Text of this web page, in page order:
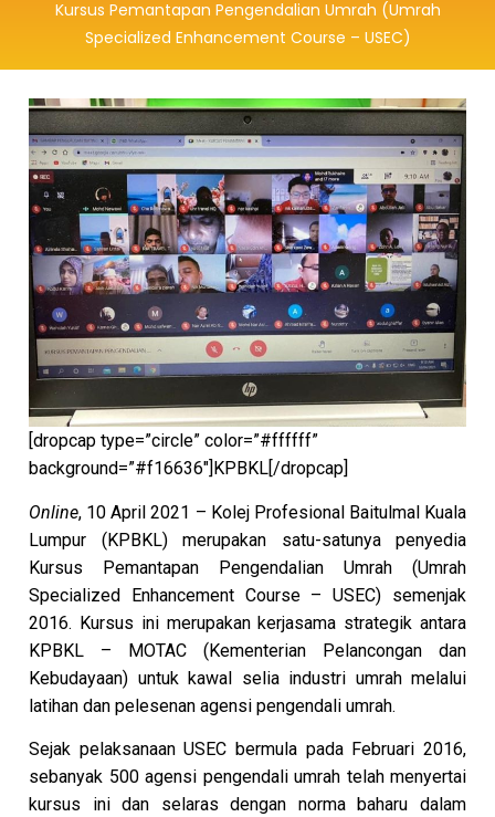
Kursus Pemantapan Pengendalian Umrah (Umrah
Specialized Enhancement Course – USEC)
[dropcap type=”circle” color=”#ffffff”
background=”#f16636″]KPBKL[/dropcap]
Online, 10 April 2021 – Kolej Profesional Baitulmal Kuala
Lumpur (KPBKL) merupakan satu-satunya penyedia
Kursus Pemantapan Pengendalian Umrah (Umrah
Specialized Enhancement Course – USEC) semenjak
2016. Kursus ini merupakan kerjasama strategik antara
KPBKL – MOTAC (Kementerian Pelancongan dan
Kebudayaan) untuk kawal selia industri umrah melalui
latihan dan pelesenan agensi pengendali umrah.
Sejak pelaksanaan USEC bermula pada Februari 2016,
sebanyak 500 agensi pengendali umrah telah menyertai
kursus ini dan selaras dengan norma baharu dalam